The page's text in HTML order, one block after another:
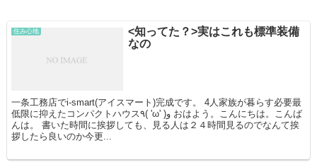
住み心地
<知ってた？>実はこれも標準装備
なの
一条工務店でi-smart(アイスマート)完成です。 4人家族が暮らす必要最
低限に抑えたコンパクトハウス٩( 'ω' )و おはよう。こんにちは。こんば
んは。 書いた時間に挨拶しても、見る人は２４時間見るのでなんて挨
拶したら良いのか今更...